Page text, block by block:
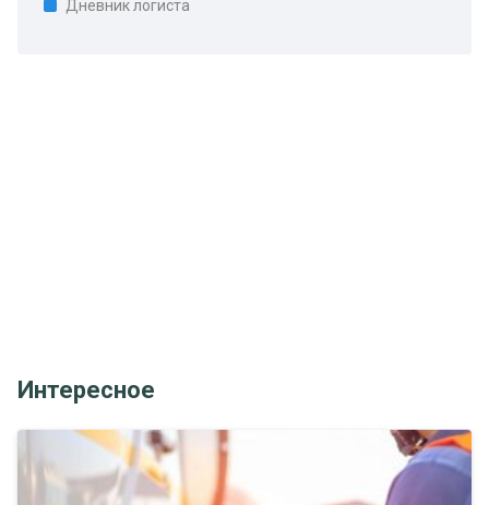
Дневник логиста
Интересное